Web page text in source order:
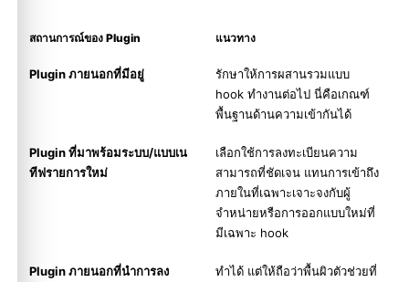
สถานการณ์ของ Plugin แนวทาง
Plugin ภายนอกที่มีอยู่
รักษาให้การผสานรวมแบบ
hook ทำงานต่อไป นี่คือเกณฑ์
พื้นฐานด้านความเข้ากันได้
Plugin ที่มาพร้อมระบบ/แบบเน
ทีฟรายการใหม่
เลือกใช้การลงทะเบียนความ
สามารถที่ชัดเจน แทนการเข้าถึง
ภายในที่เฉพาะเจาะจงกับผู้
จำหน่ายหรือการออกแบบใหม่ที่
มีเฉพาะ hook
Plugin ภายนอกที่นำการลง
ทำได้ แต่ให้ถือว่าพื้นผิวตัวช่วยที่